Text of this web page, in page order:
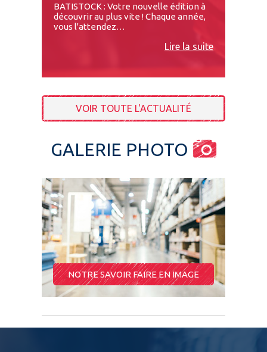
BATISTOCK : Votre nouvelle édition à
découvrir au plus vite ! Chaque année,
vous l'attendez…
Lire la suite
VOIR TOUTE L'ACTUALITÉ
GALERIE PHOTO
NOTRE SAVOIR FAIRE EN IMAGE